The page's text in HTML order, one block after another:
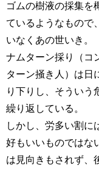
ゴムの樹液の採集を
ているようなもので
いなくあの世いき。
ナムターン採り（コ
ターン掻き人）は日
り下りし、そういう
繰り返している。
しかし、労多い割に
好もいいものではな
は見向きもされず、